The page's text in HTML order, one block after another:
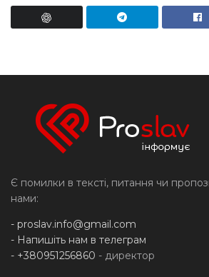
Є помилки в тексті, питання чи
нами:
- proslav.info@gmail.com
- Напишіть нам в телеграм
- +380951256860 - директор